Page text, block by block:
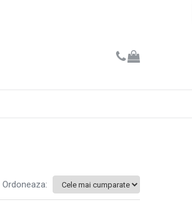
Ordoneaza: